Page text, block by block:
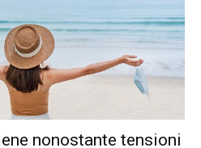
nonostante tensioni